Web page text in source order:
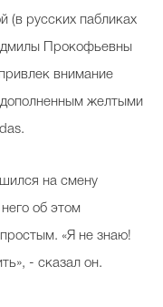
(в русских пабликах
Прокофьевны
внимание
желтыми
на смену
об этом
«Я не знаю!
- сказал он.